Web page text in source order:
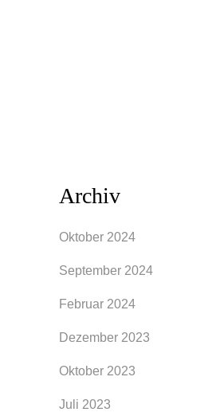
Archiv
Oktober 2024
September 2024
Februar 2024
Dezember 2023
Oktober 2023
Juli 2023